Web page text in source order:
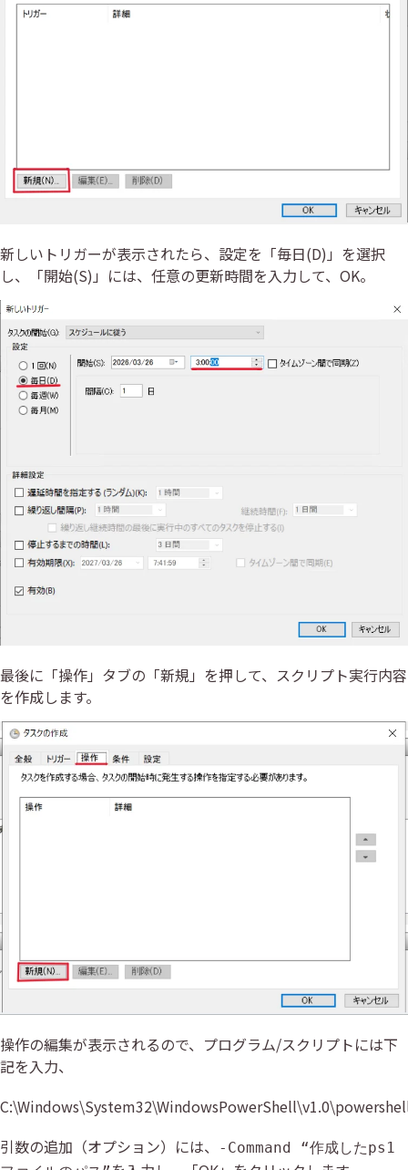
新しいトリガーが表示されたら、設定を「毎日(D)」を選択
し、「開始(S)」には、任意の更新時間を入力して、OK。
最後に「操作」タブの「新規」を押して、スクリプト実行内容
を作成します。
操作の編集が表示されるので、プログラム/スクリプトには下
記を入力、
引数の追加（オプション）には、
-Command “作成したps1